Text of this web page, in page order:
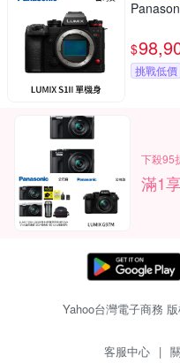
$
挑戰低價
下殺95
滿1
Yahoo台灣電子商務
客服中心 |